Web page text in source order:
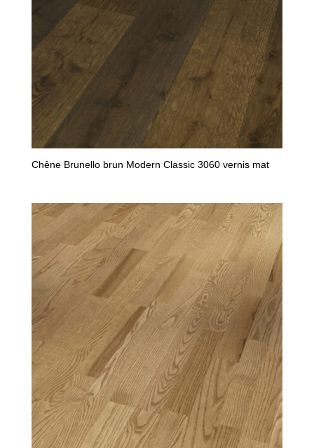
Chêne Brunello brun Modern Classic 3060 vernis mat